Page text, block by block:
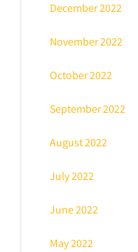
December 2022
November 2022
October 2022
September 2022
August 2022
July 2022
June 2022
May 2022